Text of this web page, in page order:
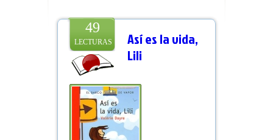
49
LECTURAS
Así es la vida,
Lili